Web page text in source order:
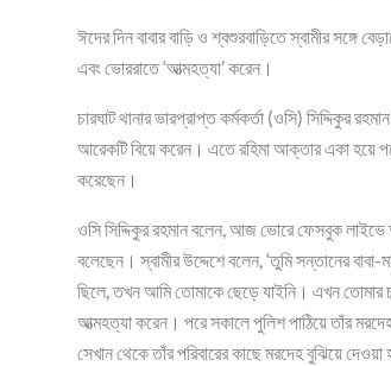
ঈদের দিন বাবার বাড়ি ও শ্বশুরবাড়িতে স্বামীর সঙ্গে
এবং ভোররাতে ‘আত্মহত্যা’ করেন।
চারঘাট থানার ভারপ্রাপ্ত কর্মকর্তা (ওসি) সিদ্দিকুর
আরেকটি বিয়ে করেন। এতে রহিমা আক্তার একা হয়ে
করেছেন।
ওসি সিদ্দিকুর রহমান বলেন, আজ ভোরে ফেসবুক
বলেছেন। স্বামীর উদ্দেশে বলেন, ‘তুমি সন্তানের
ছিলে, তখন আমি তোমাকে ছেড়ে যাইনি। এখন তোমার
আত্মহত্যা করেন। পরে সকালে পুলিশ পাঠিয়ে তাঁর
সেখান থেকে তাঁর পরিবারের কাছে মরদেহ বুঝিয়ে